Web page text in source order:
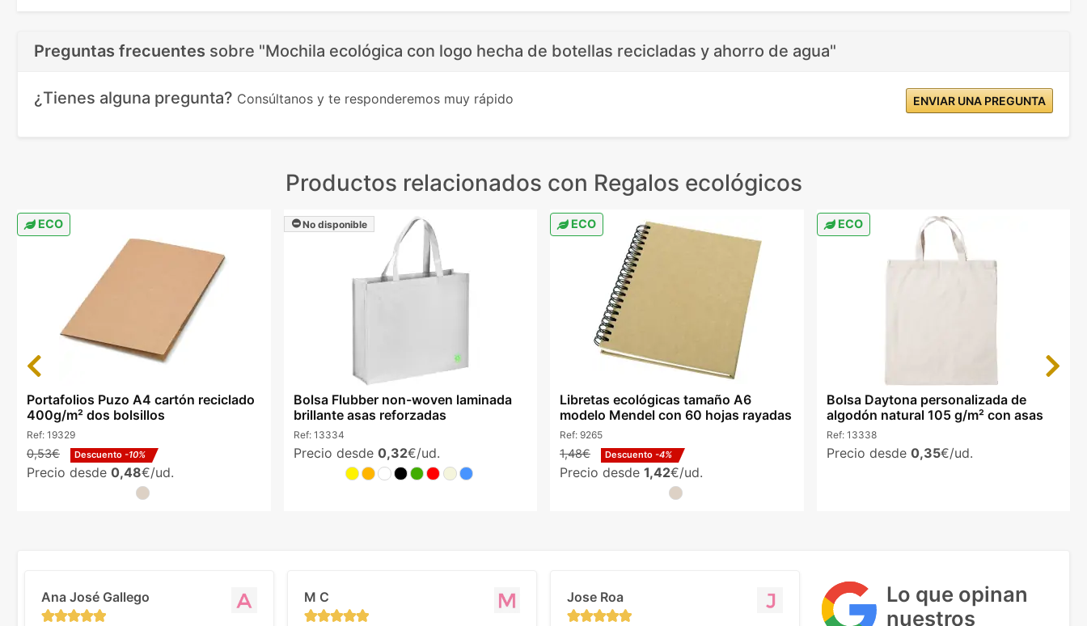
Preguntas frecuentes sobre "Mochila ecológica con logo hecha de botellas recicladas y ahorro de agua"
¿Tienes alguna pregunta? Consúltanos y te responderemos muy rápido ENVIAR UNA PREGUNTA
Productos relacionados con Regalos ecológicos
ECO
Portafolios Puzo A4 cartón reciclado
400g/m² dos bolsillos
Ref: 19329
0,53€ Descuento -10%
Precio desde 0,48€/ud.
No disponible
Bolsa Flubber non-woven laminada
brillante asas reforzadas
Ref: 13334
Precio desde 0,32€/ud.
ECO
Libretas ecológicas tamaño A6
modelo Mendel con 60 hojas rayadas
Ref: 9265
1,48€ Descuento -4%
Precio desde 1,42€/ud.
ECO
Bolsa Daytona personalizada de
algodón natural 105 g/m² con asas
Ref: 13338
Precio desde 0,35€/ud.
Previous Next
Lo que opinan
nuestros
Ana José Gallego M C Jose Roa